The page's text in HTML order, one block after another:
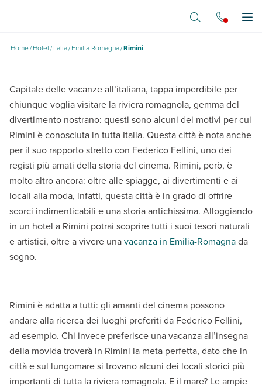
Hotel a Rimini
Home/Hotel/Italia/Emilia Romagna/Rimini
Capitale delle vacanze all’italiana, tappa imperdibile per
chiunque voglia visitare la riviera romagnola, gemma del
divertimento nostrano: questi sono alcuni dei motivi per cui
Rimini è conosciuta in tutta Italia. Questa città è nota anche
per il suo rapporto stretto con Federico Fellini, uno dei
registi più amati della storia del cinema. Rimini, però, è
molto altro ancora: oltre alle spiagge, ai divertimenti e ai
locali alla moda, infatti, questa città è in grado di offrire
scorci indimenticabili e una storia antichissima. Alloggiando
in un hotel a Rimini potrai scoprire tutti i suoi tesori naturali
e artistici, oltre a vivere unavacanza in Emilia-Romagnada
sogno.
Rimini è adatta a tutti: gli amanti del cinema possono
andare alla ricerca dei luoghi preferiti da Federico Fellini,
ad esempio. Chi invece preferisce una vacanza all’insegna
della movida troverà in Rimini la meta perfetta, dato che in
città e sul lungomare si trovano alcuni dei locali storici più
importanti di tutta la riviera romagnola. E il mare? Le ampie